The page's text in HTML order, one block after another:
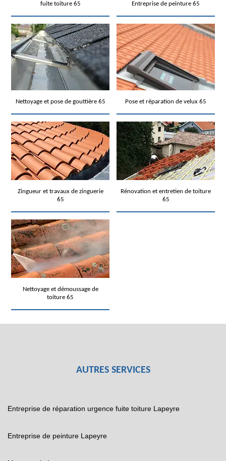
fuite toiture 65
Entreprise de peinture 65
Nettoyage et pose de gouttière 65 Pose et réparation de velux 65
Zingueur et travaux de zinguerie
65
Rénovation et entretien de toiture
65
Nettoyage et démoussage de
toiture 65
AUTRES SERVICES
Entreprise de réparation urgence fuite toiture Lapeyre
Entreprise de peinture Lapeyre